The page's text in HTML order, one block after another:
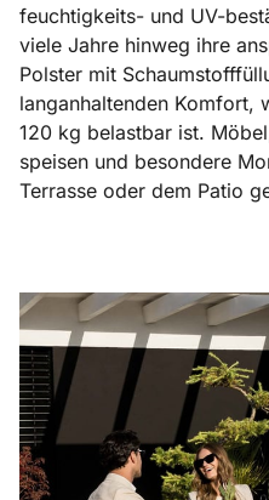
feuchtigkeits- und UV-
viele Jahre hinweg ihre
Polster mit
langanhaltenden Komfort,
120 kg belastbar ist.
speisen und besondere
Terrasse oder dem Patio